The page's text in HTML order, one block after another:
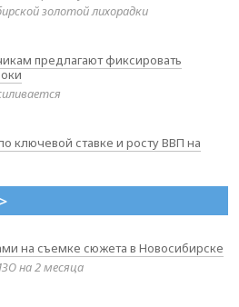
золотой лихорадки
предлагают фиксировать
ключевой ставке и росту ВВП на
>
на съемке сюжета в Новосибирске
на 2 месяца